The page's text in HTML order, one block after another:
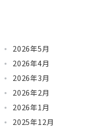
2026年5月
2026年4月
2026年3月
2026年2月
2026年1月
2025年12月